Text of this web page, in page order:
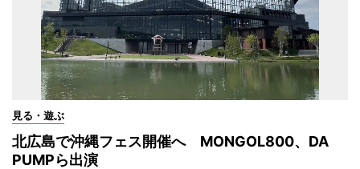
見る・遊ぶ
北広島で沖縄フェス開催へ MONGOL800、DA
PUMPら出演